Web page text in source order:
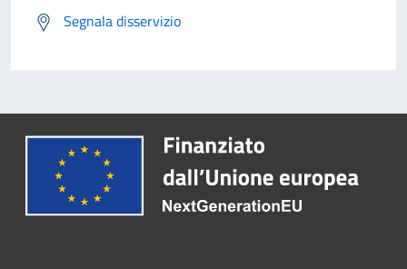
Segnala disservizio